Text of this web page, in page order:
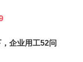
能力时，将因生产
通货膨胀。从这个
物价水平过快上
水平的稳定性来换
企业用工52问